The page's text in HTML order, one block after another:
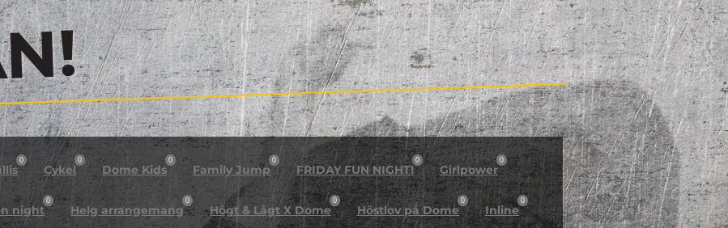
0
Cykel
0
Dome Kids
0
Family Jump
0
FRIDAY FUN NIGHT!
0
Girlpower
0
night
0
Helg arrangemang
0
Högt & Lågt X Dome
0
Höstlov på Dome
0
Inline
0